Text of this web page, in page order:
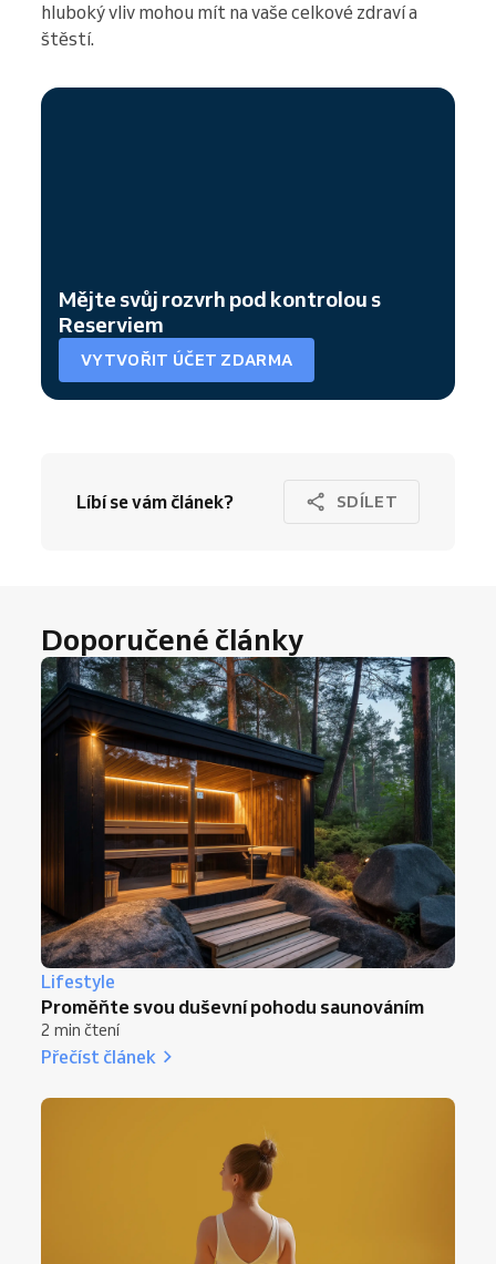
hluboký vliv mohou mít na vaše celkové zdraví a
štěstí.
Mějte svůj rozvrh pod kontrolou s
Reserviem
VYTVOŘIT ÚČET ZDARMA
Líbí se vám článek? SDÍLET
Doporučené články
Lifestyle
Proměňte svou duševní pohodu saunováním
2 min čtení
Přečíst článek